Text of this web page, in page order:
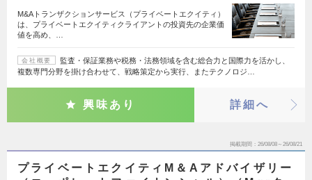
M&Aトランザクションサービス（プライベートエクイティ）
は、プライベートエクイティクライアントの投資先の企業価
値を高め、…
会社概要
監査・保証業務や税務・法務領域を含む総合力と国際力を活かし、
複数専門分野を掛け合わせて、戦略策定から実行、またテクノロジ…
興味あり 詳細へ
掲載期間 26/08/08～26/08/21
プライベートエクイティM＆Aアドバイザリー